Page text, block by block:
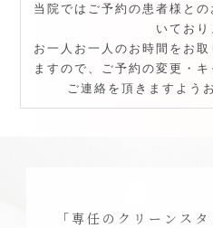
当院ではご予約の患者様と
いており
お一人お一人のお時間をお
ますので、ご予約の変更・
ご連絡を頂きますよう
「専任のクリーンス